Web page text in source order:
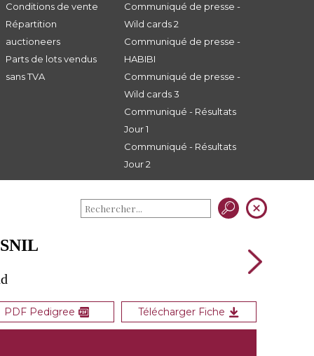
Conditions de vente
Répartition
auctioneers
Parts de lots vendus
sans TVA
Communiqué de presse -
Wild cards 2
Communiqué de presse -
HABIBI
Communiqué de presse -
Wild cards 3
Communiqué - Résultats
Jour 1
Communiqué - Résultats
Jour 2
PDF Pedigree Télécharger Fiche